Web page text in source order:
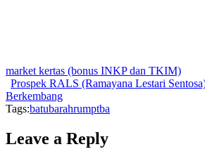
market kertas (bonus INKP dan TKIM)
Prospek RALS (Ramayana Lestari
Berkembang
Tags:batubarahrumptba
Leave a Reply